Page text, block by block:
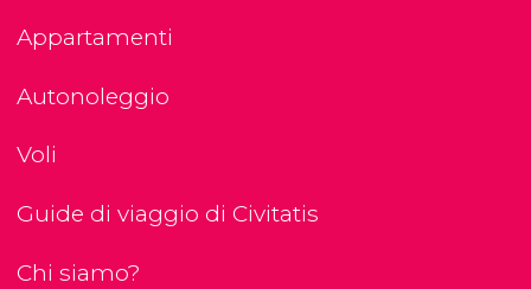
Appartamenti
Autonoleggio
Voli
Guide di viaggio di Civitatis
Chi siamo?